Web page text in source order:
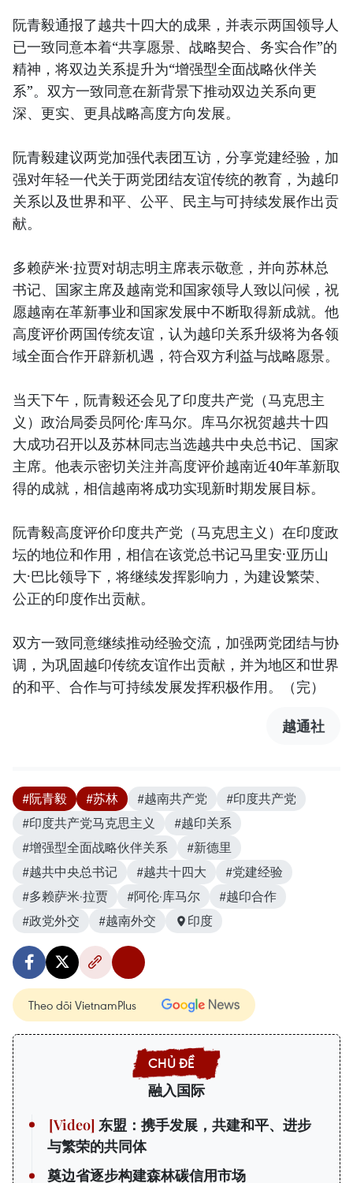
阮青毅通报了越共十四大的成果，并表示两国领导人
已一致同意本着“共享愿景、战略契合、务实合作”的
精神，将双边关系提升为“增强型全面战略伙伴关
系”。双方一致同意在新背景下推动双边关系向更
深、更实、更具战略高度方向发展。
阮青毅建议两党加强代表团互访，分享党建经验，加
强对年轻一代关于两党团结友谊传统的教育，为越印
关系以及世界和平、公平、民主与可持续发展作出贡
献。
多赖萨米·拉贾对胡志明主席表示敬意，并向苏林总
书记、国家主席及越南党和国家领导人致以问候，祝
愿越南在革新事业和国家发展中不断取得新成就。他
高度评价两国传统友谊，认为越印关系升级将为各领
域全面合作开辟新机遇，符合双方利益与战略愿景。
当天下午，阮青毅还会见了印度共产党（马克思主
义）政治局委员阿伦·库马尔。库马尔祝贺越共十四
大成功召开以及苏林同志当选越共中央总书记、国家
主席。他表示密切关注并高度评价越南近40年革新取
得的成就，相信越南将成功实现新时期发展目标。
阮青毅高度评价印度共产党（马克思主义）在印度政
坛的地位和作用，相信在该党总书记马里安·亚历山
大·巴比领导下，将继续发挥影响力，为建设繁荣、
公正的印度作出贡献。
双方一致同意继续推动经验交流，加强两党团结与协
调，为巩固越印传统友谊作出贡献，并为地区和世界
的和平、合作与可持续发展发挥积极作用。（完）
越通社
#阮青毅 #苏林 #越南共产党
#印度共产党
#印度共产党马克思主义
#越印关系
#增强型全面战略伙伴关系
#新德里
#越共中央总书记
#越共十四大
#党建经验
#多赖萨米·拉贾
#阿伦·库马尔
#越印合作
#政党外交
#越南外交 印度
Theo dõi VietnamPlus
融入国际
东盟：携手发展，共建和平、进步
与繁荣的共同体
奠边省逐步构建森林碳信用市场